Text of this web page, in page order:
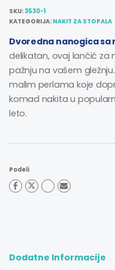
SKU:3530-1
KATEGORIJA: NAKIT ZA STOPALA
Dvoredna nanogica sa
delikatan, ovaj lančić
pažnju na vašem
malim perlama koje
komad nakita u
leto.
Podeli
Dodatne Informacije